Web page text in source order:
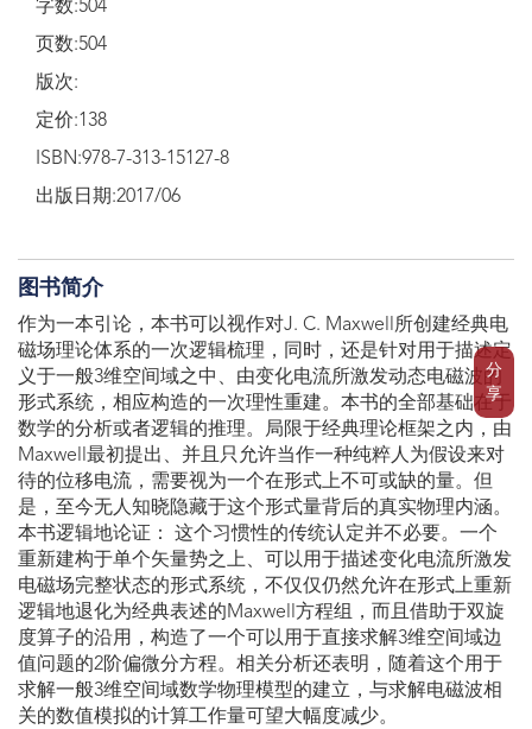
分
享
字数:504
页数:504
版次:
定价:138
ISBN:978-7-313-15127-8
出版日期:2017/06
图书简介
作为一本引论，本书可以视作对J. C. Maxwell所创建经典电
磁场理论体系的一次逻辑梳理，同时，还是针对用于描述定
义于一般3维空间域之中、由变化电流所激发动态电磁波的
形式系统，相应构造的一次理性重建。本书的全部基础在于
数学的分析或者逻辑的推理。局限于经典理论框架之内，由
Maxwell最初提出、并且只允许当作一种纯粹人为假设来对
待的位移电流，需要视为一个在形式上不可或缺的量。但
是，至今无人知晓隐藏于这个形式量背后的真实物理内涵。
本书逻辑地论证： 这个习惯性的传统认定并不必要。一个
重新建构于单个矢量势之上、可以用于描述变化电流所激发
电磁场完整状态的形式系统，不仅仅仍然允许在形式上重新
逻辑地退化为经典表述的Maxwell方程组，而且借助于双旋
度算子的沿用，构造了一个可以用于直接求解3维空间域边
值问题的2阶偏微分方程。相关分析还表明，随着这个用于
求解一般3维空间域数学物理模型的建立，与求解电磁波相
关的数值模拟的计算工作量可望大幅度减少。